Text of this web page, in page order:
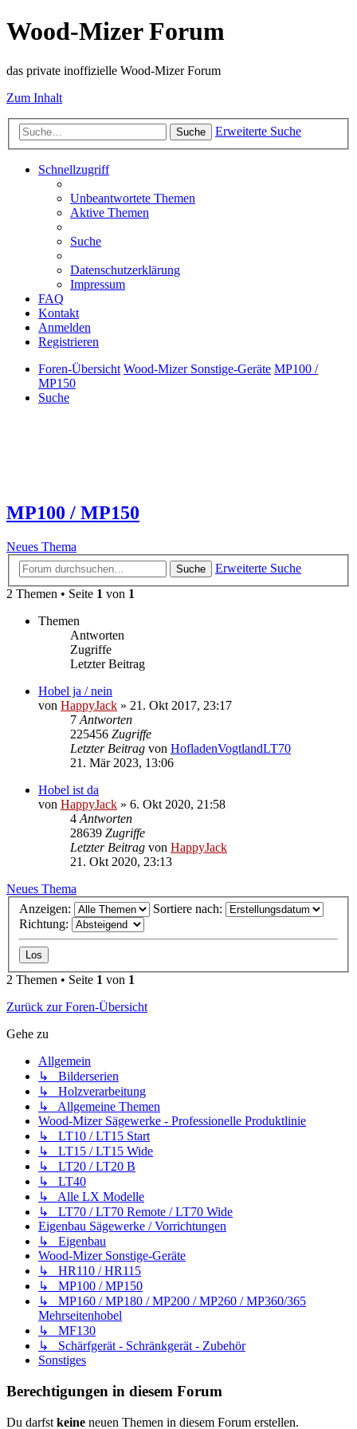
Wood-Mizer Forum
das private inoffizielle Wood-Mizer Forum
Zum Inhalt
Suche Erweiterte Suche
Schnellzugriff
Unbeantwortete Themen
Aktive Themen
Suche
Datenschutzerklärung
Impressum
FAQ
Kontakt
Anmelden
Registrieren
Foren-Übersicht Wood-Mizer Sonstige-Geräte MP100 /
MP150
Suche
MP100 / MP150
Neues Thema
Suche
Erweiterte Suche
2 Themen • Seite 1 von 1
Themen
Antworten
Zugriffe
Letzter Beitrag
Hobel ja / nein
von HappyJack » 21. Okt 2017, 23:17
7 Antworten
225456 Zugriffe
Letzter Beitrag von HofladenVogtlandLT70
21. Mär 2023, 13:06
Hobel ist da
von HappyJack » 6. Okt 2020, 21:58
4 Antworten
28639 Zugriffe
Letzter Beitrag von HappyJack
21. Okt 2020, 23:13
Neues Thema
Anzeigen:
Sortiere nach:
Richtung:
2 Themen • Seite 1 von 1
Zurück zur Foren-Übersicht
Gehe zu
Allgemein
↳ Bilderserien
↳ Holzverarbeitung
↳ Allgemeine Themen
Wood-Mizer Sägewerke - Professionelle Produktlinie
↳ LT10 / LT15 Start
↳ LT15 / LT15 Wide
↳ LT20 / LT20 B
↳ LT40
↳ Alle LX Modelle
↳ LT70 / LT70 Remote / LT70 Wide
Eigenbau Sägewerke / Vorrichtungen
↳ Eigenbau
Wood-Mizer Sonstige-Geräte
↳ HR110 / HR115
↳ MP100 / MP150
↳ MP160 / MP180 / MP200 / MP260 / MP360/365
Mehrseitenhobel
↳ MF130
↳ Schärfgerät - Schränkgerät - Zubehör
Sonstiges
Berechtigungen in diesem Forum
Du darfst keine neuen Themen in diesem Forum erstellen.